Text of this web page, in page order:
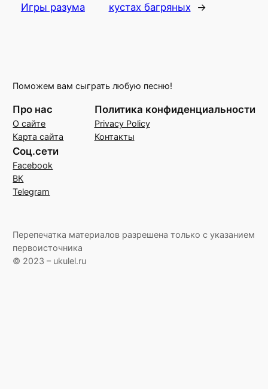
Игры разума
кустах багряных
→
Поможем вам сыграть любую песню!
Про нас
О сайте
Карта сайта
Политика конфиденциальности
Privacy Policy
Контакты
Соц.сети
Facebook
ВК
Telegram
Перепечатка материалов разрешена только с указанием
первоисточника
© 2023 – ukulel.ru